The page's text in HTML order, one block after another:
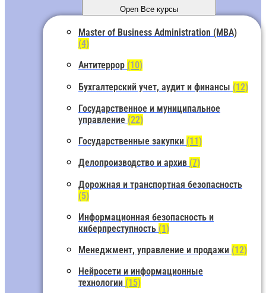
Open Все курсы
Master of Business Administration (MBA)
(4)
Антитеррор (10)
Бухгалтерский учет, аудит и финансы (12)
Государственное и муниципальное
управление (22)
Государственные закупки (11)
Делопроизводство и архив (7)
Дорожная и транспортная безопасность
(5)
Информационная безопасность и
киберпреступность (1)
Менеджмент, управление и продажи (12)
Нейросети и информационные
технологии (15)